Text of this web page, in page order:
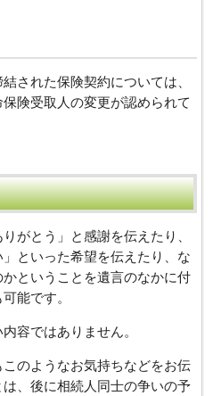
された保険契約については、
険受取人の変更が認められて
がとう」と感謝を伝えたり、
」といった希望を伝えたり、な
ということを遺言のなかに付
能です。
容ではありません。
のようなお気持ちなどをお伝
、後に相続人同士の争いの予